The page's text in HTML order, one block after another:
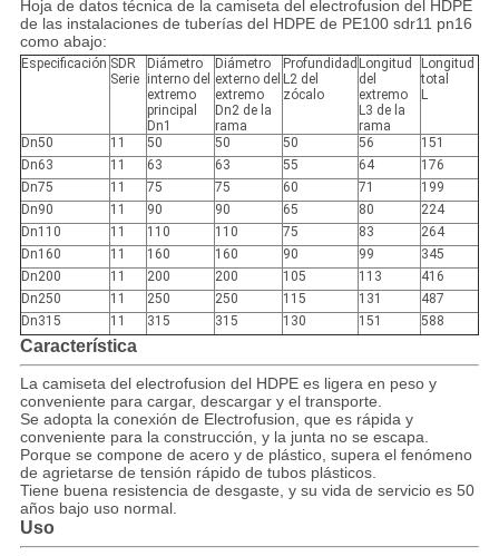
Hoja de datos técnica de la camiseta del electrofusion del HDPE
de las instalaciones de tuberías del HDPE de PE100 sdr11 pn16
como abajo:
Especificación SDR
Serie
Diámetro
interno del
extremo
principal
Dn1
Diámetro
externo del
extremo
Dn2 de la
rama
Profundidad
L2 del
zócalo
Longitud
del
extremo
L3 de la
rama
Longitud
total
L
Dn50 11 50 50 50 56
151
Dn63
11 63 63 55 64
176
Dn75
11 75 75 60 71
199
Dn90
11 90 90 65 80
224
Dn110
11 110 110 75 83
264
Dn160
11 160 160 90 99
345
Dn200
11 200 200 105 113
416
Dn250
11 250 250 115 131
487
Dn315
11 315 315 130 151 588
Característica
La camiseta del electrofusion del HDPE es ligera en peso y
conveniente para cargar, descargar y el transporte.
Se adopta la conexión de Electrofusion, que es rápida y
conveniente para la construcción, y la junta no se escapa.
Porque se compone de acero y de plástico, supera el fenómeno
de agrietarse de tensión rápido de tubos plásticos.
Tiene buena resistencia de desgaste, y su vida de servicio es 50
años bajo uso normal.
Uso